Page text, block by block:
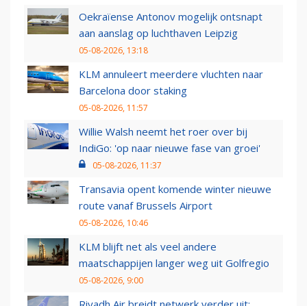
Oekraïense Antonov mogelijk ontsnapt
aan aanslag op luchthaven Leipzig
05-08-2026, 13:18
KLM annuleert meerdere vluchten naar
Barcelona door staking
05-08-2026, 11:57
Willie Walsh neemt het roer over bij
IndiGo: 'op naar nieuwe fase van groei'
05-08-2026, 11:37
Transavia opent komende winter nieuwe
route vanaf Brussels Airport
05-08-2026, 10:46
KLM blijft net als veel andere
maatschappijen langer weg uit Golfregio
05-08-2026, 9:00